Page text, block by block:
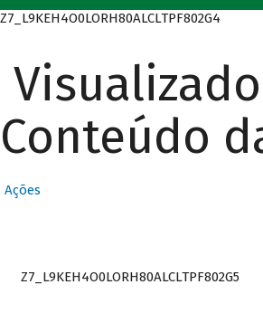
Z7_L9KEH4O0LORH80ALCLTPF802G4
Conteúdo
Ações
Z7_L9KEH4O0LORH80ALCLTPF802G5